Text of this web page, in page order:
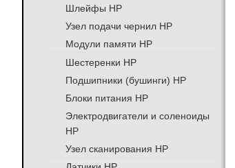
Шлейфы HP
Узел подачи чернил HP
Модули памяти HP
Шестеренки HP
Подшипники (бушинги) HP
Блоки питания HP
Электродвигатели и соленоиды
HP
Узел сканирования HP